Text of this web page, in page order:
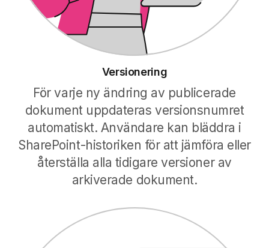
Versionering
För varje ny ändring av publicerade
dokument uppdateras versionsnumret
automatiskt. Användare kan bläddra i
SharePoint-historiken för att jämföra eller
återställa alla tidigare versioner av
arkiverade dokument.